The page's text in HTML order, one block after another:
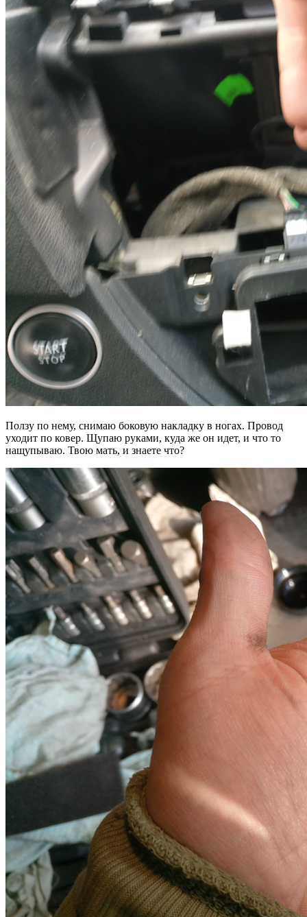
Ползу по нему, снимаю боковую накладку в ногах. Провод
уходит по ковер. Щупаю руками, куда же он идет, и что то
нащупываю. Твою мать, и знаете что?